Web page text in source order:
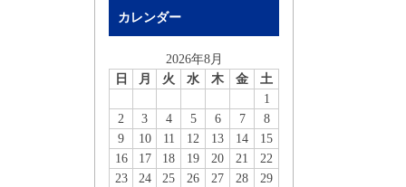
カレンダー
2026年8月
日
月 火 水 木 金
土
1
2
3 4 5 6 7
8
9
10 11 12 13 14
15
16
17 18 19 20 21
22
23
24 25 26 27 28
29